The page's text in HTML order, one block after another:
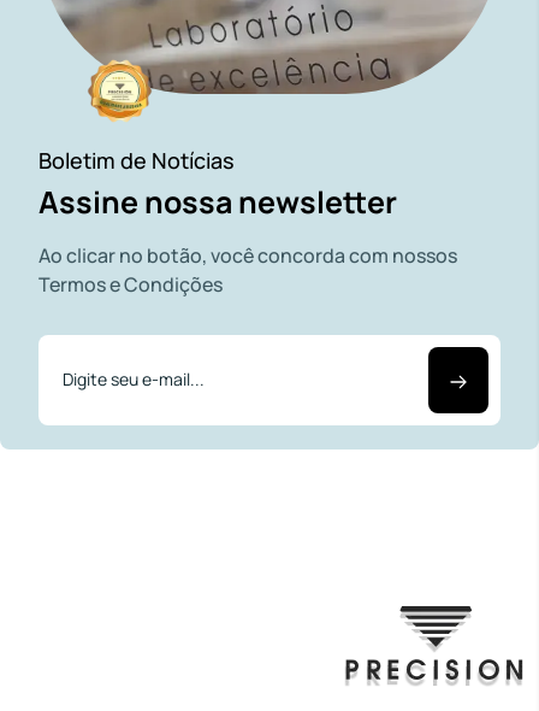
Boletim de Notícias
Assine nossa newsletter
Ao clicar no botão, você concorda com nossos
Termos e Condições